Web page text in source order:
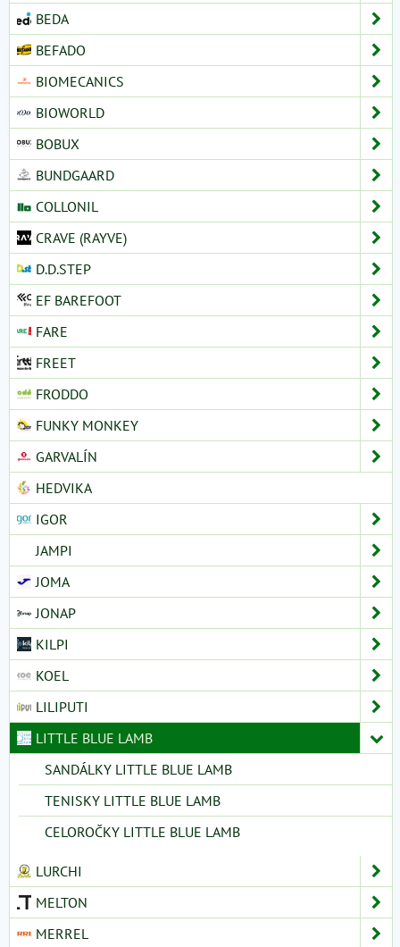
BEDA
BEFADO
BIOMECANICS
BIOWORLD
BOBUX
BUNDGAARD
COLLONIL
CRAVE (RAYVE)
D.D.STEP
EF BAREFOOT
FARE
FREET
FRODDO
FUNKY MONKEY
GARVALÍN
HEDVIKA
IGOR
JAMPI
JOMA
JONAP
KILPI
KOEL
LILIPUTI
LITTLE BLUE LAMB
SANDÁLKY LITTLE BLUE LAMB
TENISKY LITTLE BLUE LAMB
CELOROČKY LITTLE BLUE LAMB
LURCHI
MELTON
MERREL